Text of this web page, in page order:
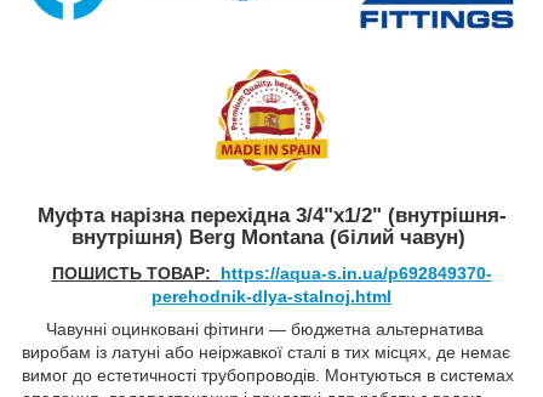
Муфта нарізна перехідна 3/4"x1/2" (внутрішня-
внутрішня) Berg Montana (білий чавун)
ПОШИСТЬ ТОВАР: https://aqua-s.in.ua/p692849370-
perehodnik-dlya-stalnoj.html
Чавунні оцинковані фітинги — бюджетна альтернатива
виробам із латуні або неіржавкої сталі в тих місцях, де немає
вимог до естетичності трубопроводів. Монтуються в системах